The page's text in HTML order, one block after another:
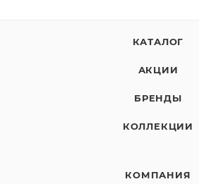
КАТАЛОГ
АКЦИИ
БРЕНДЫ
КОЛЛЕКЦИИ
КОМПАНИЯ